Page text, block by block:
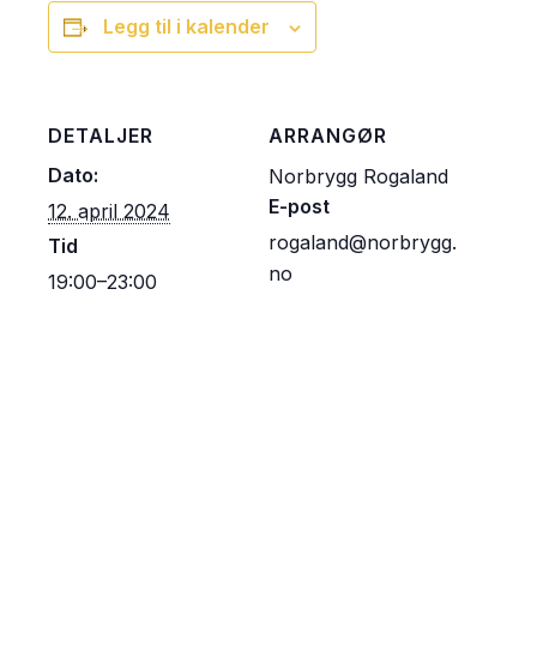
Legg til i kalender
DETALJER
Dato:
12. april 2024
Tid
19:00–23:00
ARRANGØR
Norbrygg Rogaland
E-post
rogaland@norbrygg.
no